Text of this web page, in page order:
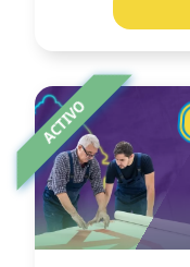
ACTIVO
Image